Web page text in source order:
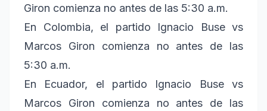
Giron comienza no antes de las 5:30 a.m.
En Colombia, el partido Ignacio Buse vs
Marcos Giron comienza no antes de las
5:30 a.m.
En Ecuador, el partido Ignacio Buse vs
Marcos Giron comienza no antes de las